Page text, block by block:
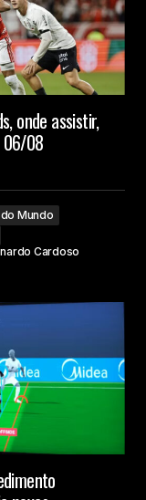
onde assistir,
06/08
Mundo
Cardoso